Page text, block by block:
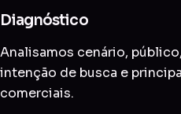
Diagnóstico
Analisamos cenário,
intenção de busca e
comerciais.